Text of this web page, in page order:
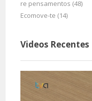
re pensamentos (48)
Ecomove-te (14)
Videos Recentes